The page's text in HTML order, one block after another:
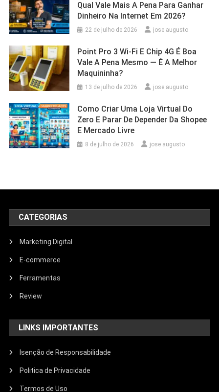
Qual Vale Mais A Pena Para Ganhar
Dinheiro Na Internet Em 2026?
22 de julho de 2026 jose augusto
Point Pro 3 Wi‑Fi E Chip 4G É Boa
Vale A Pena Mesmo — É A Melhor
Maquininha?
13 de julho de 2026 jose augusto
Como Criar Uma Loja Virtual Do
Zero E Parar De Depender Da Shopee
E Mercado Livre
8 de julho de 2026 jose augusto
CATEGORIAS
Marketing Digital
E-commerce
Ferramentas
Review
LINKS IMPORTANTES
Isenção de Responsabilidade
Politica de Privacidade
Termos de Uso